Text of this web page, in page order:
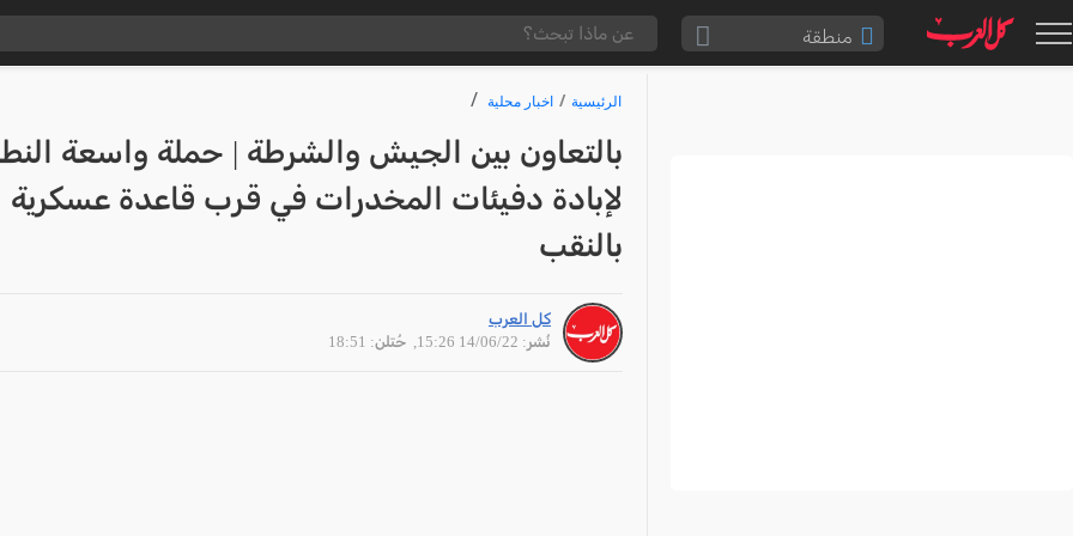
منطقة
الرئيسية اخبار محلية
بالتعاون بين الجيش والشرطة | حملة واسعة
لإبادة دفيئات المخدرات في قرب قاعدة عسكرية
بالنقب
كل العرب
نُشر: 14/06/22 15:26
, حُتلن: 18:51